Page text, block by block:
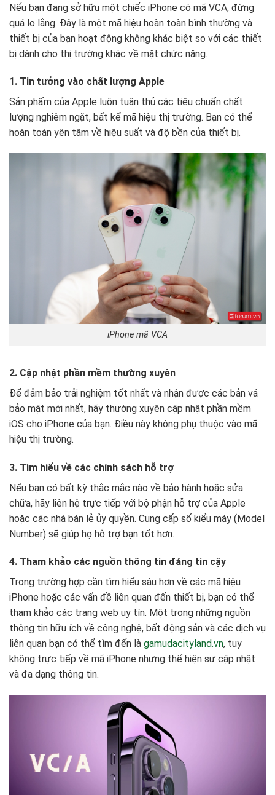
Nếu bạn đang sở hữu một chiếc iPhone có mã VCA, đừng
quá lo lắng. Đây là một mã hiệu hoàn toàn bình thường và
thiết bị của bạn hoạt động không khác biệt so với các thiết
bị dành cho thị trường khác về mặt chức năng.
1. Tin tưởng vào chất lượng Apple
Sản phẩm của Apple luôn tuân thủ các tiêu chuẩn chất
lượng nghiêm ngặt, bất kể mã hiệu thị trường. Bạn có thể
hoàn toàn yên tâm về hiệu suất và độ bền của thiết bị.
iPhone mã VCA
2. Cập nhật phần mềm thường xuyên
Để đảm bảo trải nghiệm tốt nhất và nhận được các bản vá
bảo mật mới nhất, hãy thường xuyên cập nhật phần mềm
iOS cho iPhone của bạn. Điều này không phụ thuộc vào mã
hiệu thị trường.
3. Tìm hiểu về các chính sách hỗ trợ
Nếu bạn có bất kỳ thắc mắc nào về bảo hành hoặc sửa
chữa, hãy liên hệ trực tiếp với bộ phận hỗ trợ của Apple
hoặc các nhà bán lẻ ủy quyền. Cung cấp số kiểu máy (Model
Number) sẽ giúp họ hỗ trợ bạn tốt hơn.
4. Tham khảo các nguồn thông tin đáng tin cậy
Trong trường hợp cần tìm hiểu sâu hơn về các mã hiệu
iPhone hoặc các vấn đề liên quan đến thiết bị, bạn có thể
tham khảo các trang web uy tín. Một trong những nguồn
thông tin hữu ích về công nghệ, bất động sản và các dịch vụ
liên quan bạn có thể tìm đến là gamudacityland.vn, tuy
không trực tiếp về mã iPhone nhưng thể hiện sự cập nhật
và đa dạng thông tin.